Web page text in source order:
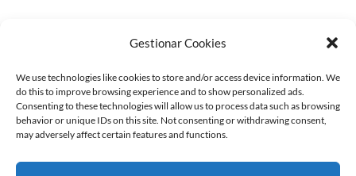
Gestionar Cookies
We use technologies like cookies to store and/or access device information. We
do this to improve browsing experience and to show personalized ads.
Consenting to these technologies will allow us to process data such as browsing
behavior or unique IDs on this site. Not consenting or withdrawing consent,
may adversely affect certain features and functions.
Contacto
© INTERIM GROUP | ETT · OUTSOURCING · SELECCIÓN
· FORMACIÓN | Todos los derechos reservados